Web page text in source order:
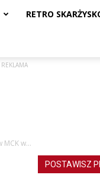
RETRO
REKLAMA
w...
POSTAWISZ